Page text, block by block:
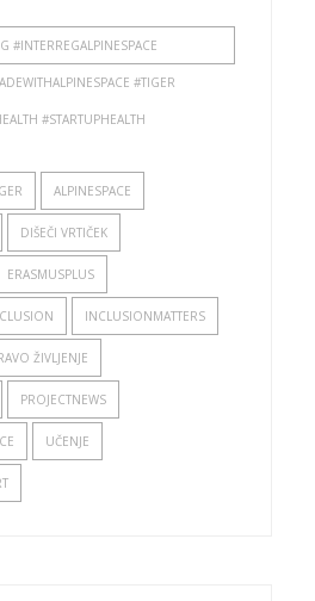
#INTERREGALPINESPACE
#TIGER
#STARTUPHEALTH
ALPINESPACE
DIŠEČI VRTIČEK
ERASMUSPLUS
INCLUSIONMATTERS
ŽIVLJENJE
PROJECTNEWS
UČENJE